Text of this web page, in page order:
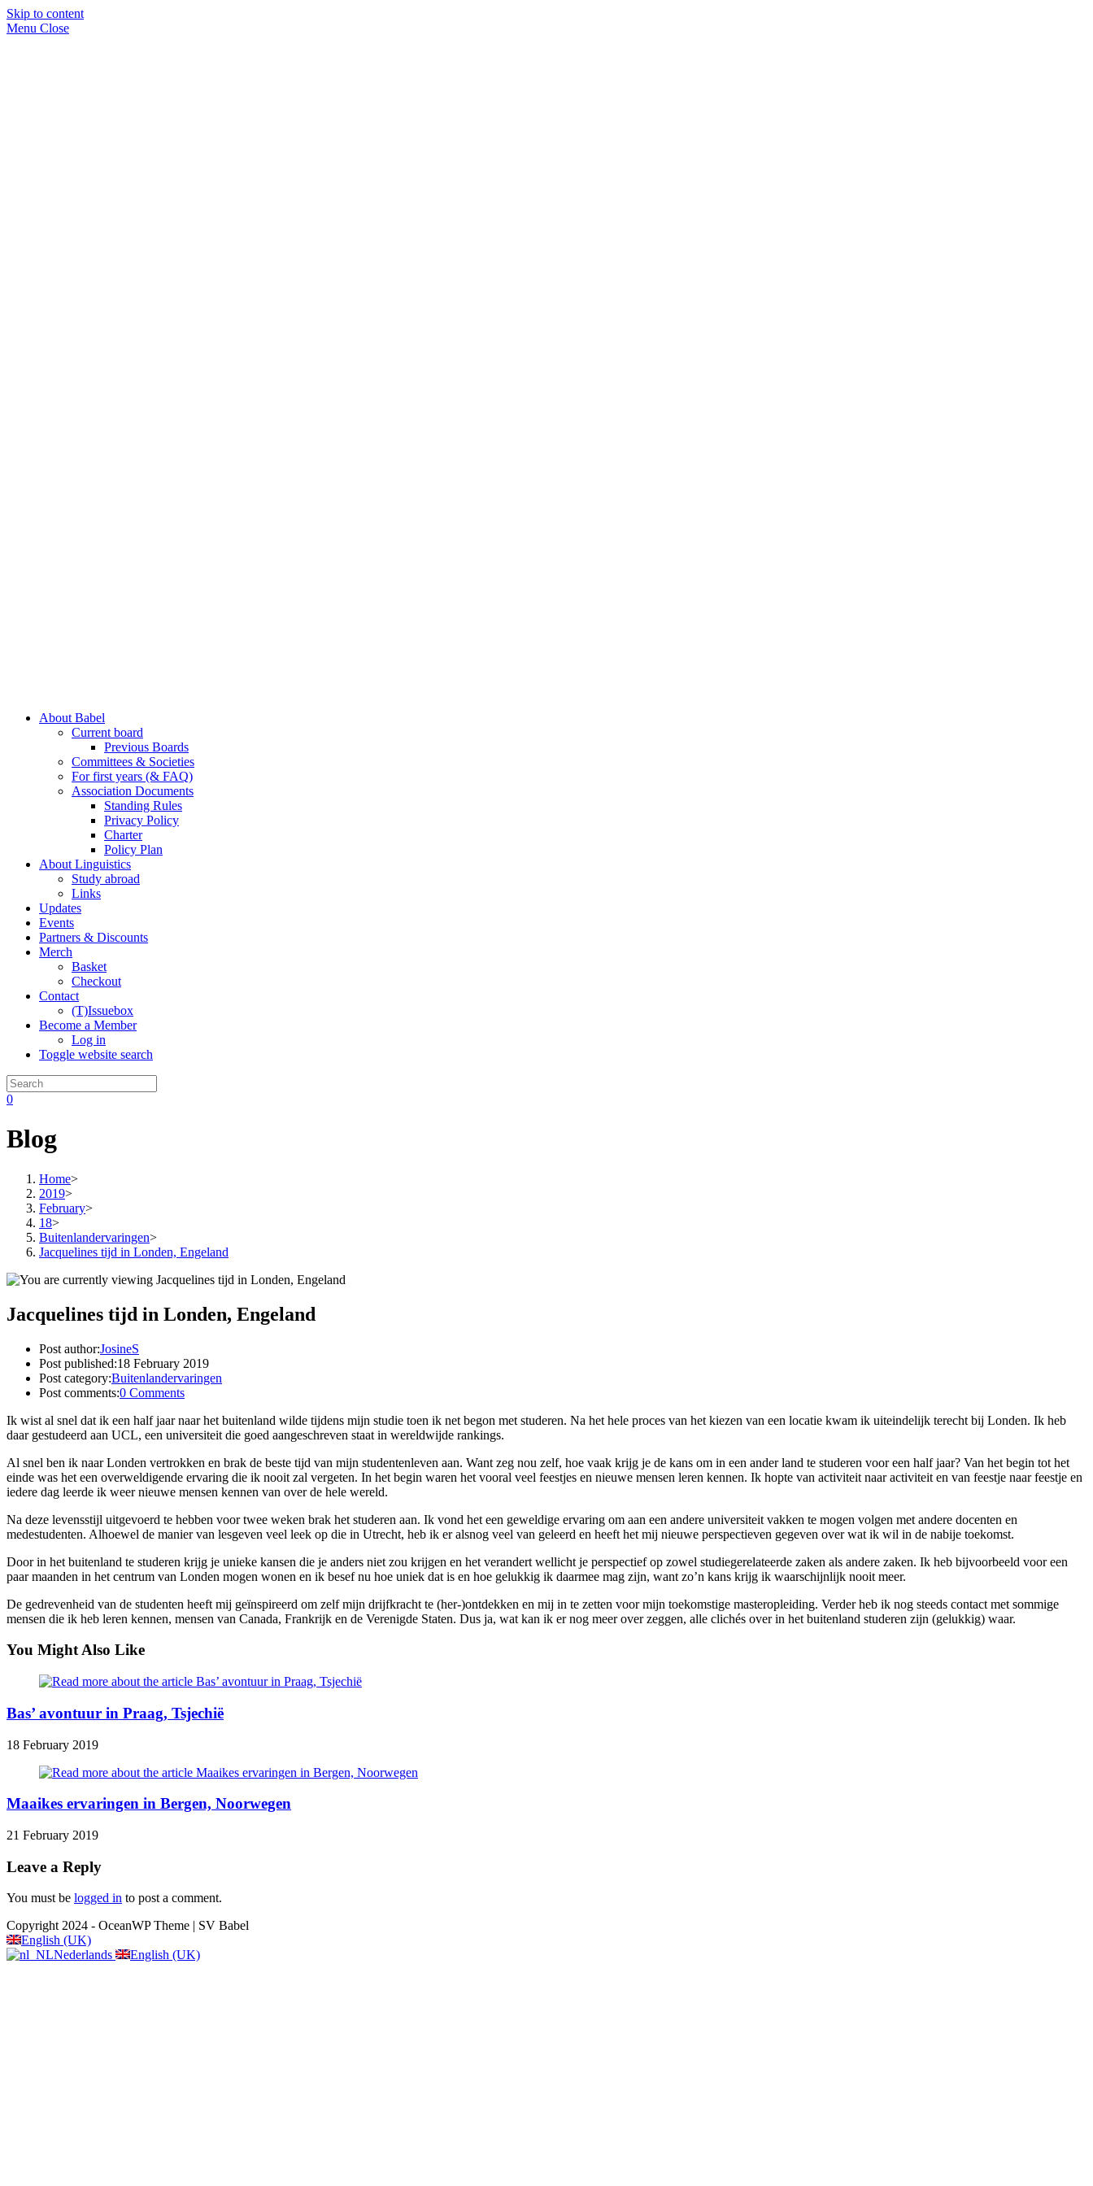
Skip to content
Menu Close
About Babel
Current board
Previous Boards
Committees & Societies
For first years (& FAQ)
Association Documents
Standing Rules
Privacy Policy
Charter
Policy Plan
About Linguistics
Study abroad
Links
Updates
Events
Partners & Discounts
Merch
Basket
Checkout
Contact
(T)Issuebox
Become a Member
Log in
Toggle website search
0
Blog
Home>
2019>
February>
18>
Buitenlandervaringen>
Jacquelines tijd in Londen, Engeland
Jacquelines tijd in Londen, Engeland
Post author:JosineS
Post published:18 February 2019
Post category:Buitenlandervaringen
Post comments:0 Comments
Ik wist al snel dat ik een half jaar naar het buitenland wilde tijdens mijn studie toen ik net begon met studeren. Na het hele proces van het kiezen van een locatie kwam ik uiteindelijk terecht bij Londen. Ik heb
daar gestudeerd aan UCL, een universiteit die goed aangeschreven staat in wereldwijde rankings.
Al snel ben ik naar Londen vertrokken en brak de beste tijd van mijn studentenleven aan. Want zeg nou zelf, hoe vaak krijg je de kans om in een ander land te studeren voor een half jaar? Van het begin tot het
einde was het een overweldigende ervaring die ik nooit zal vergeten. In het begin waren het vooral veel feestjes en nieuwe mensen leren kennen. Ik hopte van activiteit naar activiteit en van feestje naar feestje en
iedere dag leerde ik weer nieuwe mensen kennen van over de hele wereld.
Na deze levensstijl uitgevoerd te hebben voor twee weken brak het studeren aan. Ik vond het een geweldige ervaring om aan een andere universiteit vakken te mogen volgen met andere docenten en
medestudenten. Alhoewel de manier van lesgeven veel leek op die in Utrecht, heb ik er alsnog veel van geleerd en heeft het mij nieuwe perspectieven gegeven over wat ik wil in de nabije toekomst.
Door in het buitenland te studeren krijg je unieke kansen die je anders niet zou krijgen en het verandert wellicht je perspectief op zowel studiegerelateerde zaken als andere zaken. Ik heb bijvoorbeeld voor een
paar maanden in het centrum van Londen mogen wonen en ik besef nu hoe uniek dat is en hoe gelukkig ik daarmee mag zijn, want zo’n kans krijg ik waarschijnlijk nooit meer.
De gedrevenheid van de studenten heeft mij geïnspireerd om zelf mijn drijfkracht te (her-)ontdekken en mij in te zetten voor mijn toekomstige masteropleiding. Verder heb ik nog steeds contact met sommige
mensen die ik heb leren kennen, mensen van Canada, Frankrijk en de Verenigde Staten. Dus ja, wat kan ik er nog meer over zeggen, alle clichés over in het buitenland studeren zijn (gelukkig) waar.
You Might Also Like
Bas’ avontuur in Praag, Tsjechië
18 February 2019
Maaikes ervaringen in Bergen, Noorwegen
21 February 2019
Leave a Reply
You must be logged in to post a comment.
Copyright 2024 - OceanWP Theme | SV Babel
English (UK)
Nederlands
English (UK)